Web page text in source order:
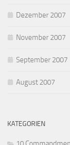
Dezember 2007
November 2007
September 2007
August 2007
KATEGORIEN